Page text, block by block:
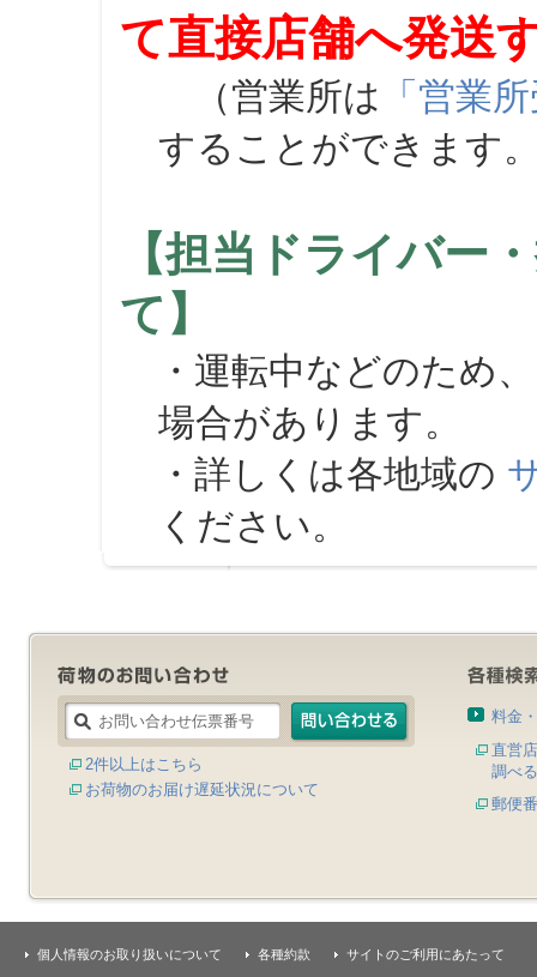
て直接店舗へ発送
（営業所は 「営業
することができます
【担当ドライバー
て】
・運転中などのため
場合があります。
・詳しくは各地域の
ください。
2件以上はこちら
お荷物のお届け遅延状況について
料金
直営
調べる
郵便
個人情報のお取り扱いについて 各種約款 サイトのご利用にあたって